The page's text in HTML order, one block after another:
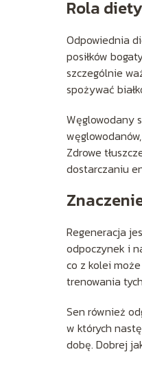
Rola
Odpowiednia
posiłków
szczególnie
spożywać
Węglowodany
Zdrowe
dostarczaniu
Regeneracja
odpoczynek i
co z kolei
trenowania
Sen również
w których
dobę. Dobrej